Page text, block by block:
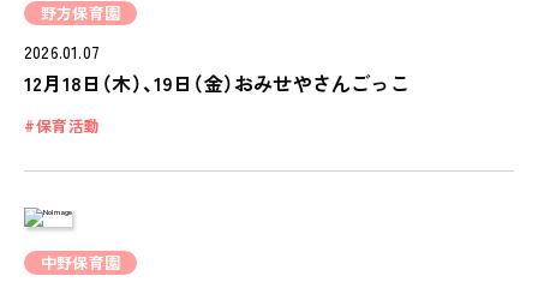
野方保育園
2026.01.07
12月18日（木）、19日（金）おみせやさんごっこ
保育活動
中野保育園